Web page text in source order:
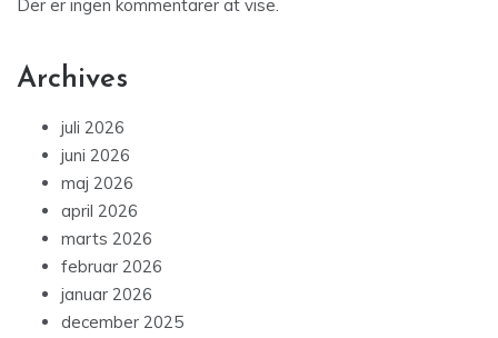
Der er ingen kommentarer at vise.
Archives
juli 2026
juni 2026
maj 2026
april 2026
marts 2026
februar 2026
januar 2026
december 2025